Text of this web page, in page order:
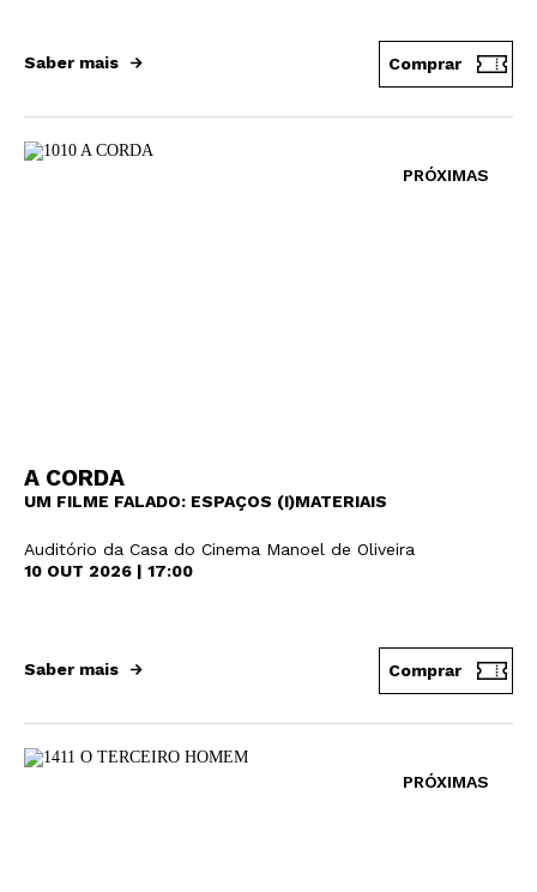
Saber mais Comprar
PRÓXIMAS
A CORDA
UM FILME FALADO: ESPAÇOS (I)MATERIAIS
Auditório da Casa do Cinema Manoel de Oliveira
10 OUT 2026 | 17:00
Saber mais Comprar
PRÓXIMAS